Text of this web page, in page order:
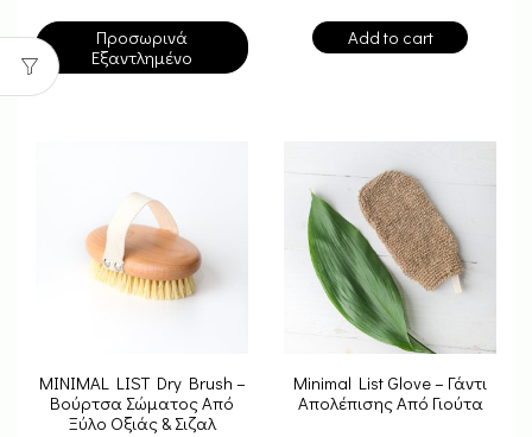
Προσωρινά
Εξαντλημένο
Add to cart
MINIMAL LIST Dry Brush –
Βούρτσα Σώματος Από
Ξύλο Οξιάς & Σιζαλ
Minimal List Glove – Γάντι
Απολέπισης Από Γιούτα